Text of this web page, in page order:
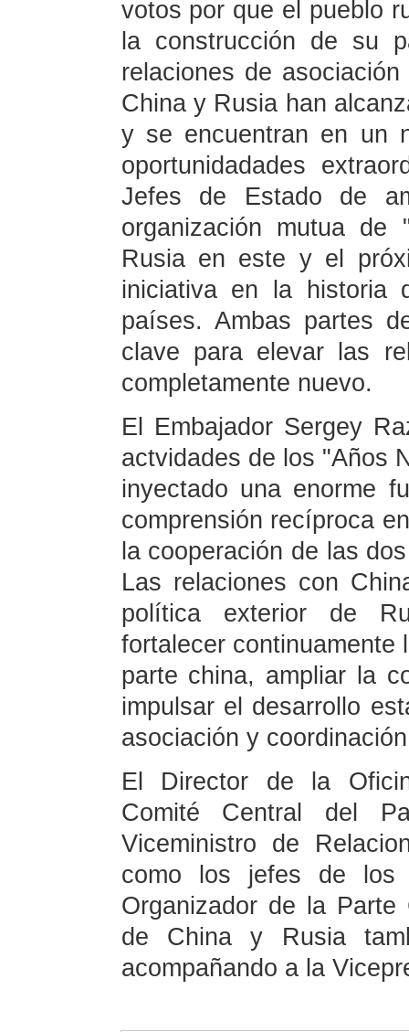
votos por que el pueblo
la construcción de su
relaciones de
China y Rusia han
y se encuentran en un
oportunidadades
Jefes de Estado de
organización mutua de
Rusia en este y el
iniciativa en la historia
países. Ambas partes
clave para elevar las
completamente nuevo.
El Embajador Sergey
actvidades de los "Años
inyectado una enorme
comprensión recíproca
la cooperación de las
Las relaciones con
política exterior de
fortalecer continuamente
parte china, ampliar la
impulsar el desarrollo
asociación y
El Director de la
Comité Central del
Viceministro de
como los jefes de los
Organizador de la
de China y Rusia
acompañando a la